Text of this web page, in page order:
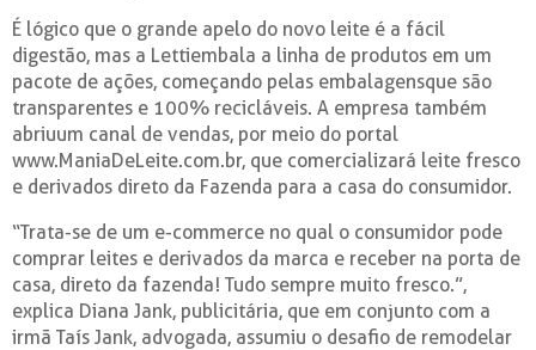
É lógico que o grande apelo do novo leite é a fácil
digestão, mas a Lettiembala a linha de produtos em um
pacote de ações, começando pelas embalagens que são
transparentes e 100% recicláveis. A empresa também
abriuum canal de vendas, por meio do portal
www.ManiaDeLeite.com.br, que comercializará leite fresco
e derivados direto da Fazenda para a casa do consumidor.
“Trata-se de um e-commerce no qual o consumidor pode
comprar leites e derivados da marca e receber na porta de
casa, direto da fazenda! Tudo sempre muito fresco.”,
explica Diana Jank, publicitária, que em conjunto com a
irmã Taís Jank, advogada, assumiu o desafio de remodelar